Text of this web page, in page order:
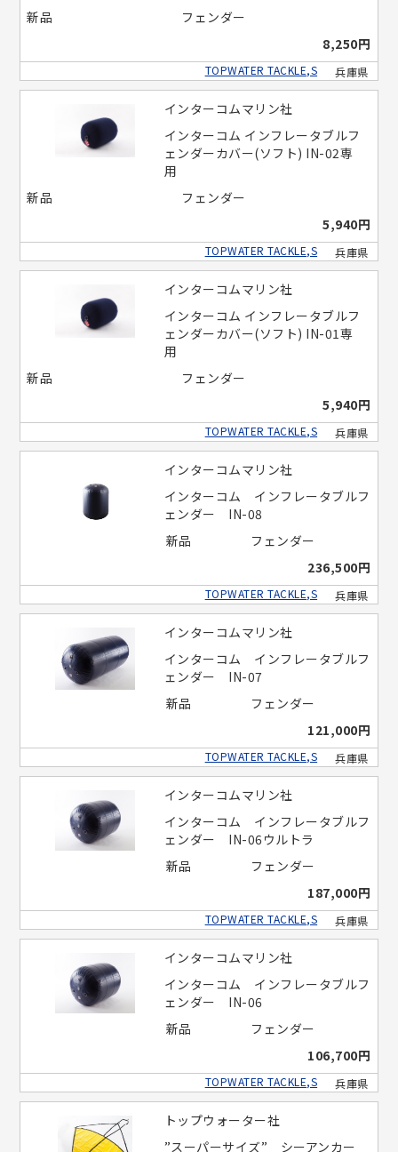
新品
フェンダー
8,250円
兵庫県
TOPWATER TACKLE,S
インターコムマリン社
インターコム インフレータブルフ
ェンダーカバー(ソフト) IN-02専
用
新品
フェンダー
5,940円
兵庫県
TOPWATER TACKLE,S
インターコムマリン社
インターコム インフレータブルフ
ェンダーカバー(ソフト) IN-01専
用
新品
フェンダー
5,940円
兵庫県
TOPWATER TACKLE,S
インターコムマリン社
インターコム インフレータブルフ
ェンダー IN-08
新品
フェンダー
236,500円
兵庫県
TOPWATER TACKLE,S
インターコムマリン社
インターコム インフレータブルフ
ェンダー IN-07
新品
フェンダー
121,000円
兵庫県
TOPWATER TACKLE,S
インターコムマリン社
インターコム インフレータブルフ
ェンダー IN-06ウルトラ
新品
フェンダー
187,000円
兵庫県
TOPWATER TACKLE,S
インターコムマリン社
インターコム インフレータブルフ
ェンダー IN-06
新品
フェンダー
106,700円
兵庫県
TOPWATER TACKLE,S
トップウォーター社
”スーパーサイズ” シーアンカー